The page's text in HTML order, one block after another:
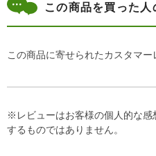
この商品を買った人
この商品に寄せられたカスタマー
※レビューはお客様の個人的な
するものではありません。